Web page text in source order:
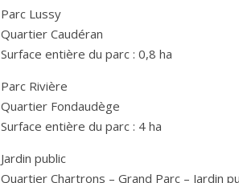
Parc Lussy
Quartier Caudéran
Surface entière du parc : 0,8 ha
Parc Rivière
Quartier Fondaudège
Surface entière du parc : 4 ha
Jardin public
Quartier Chartrons – Grand Parc – Jardin